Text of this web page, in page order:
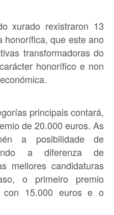
xurado rexistraron 13
honorífica, que este ano
transformadoras do
honorífico e non
principais contará,
de 20.000 euros. As
a posibilidade de
a diferenza de
mellores candidaturas
o primeiro premio
15.000 euros e o